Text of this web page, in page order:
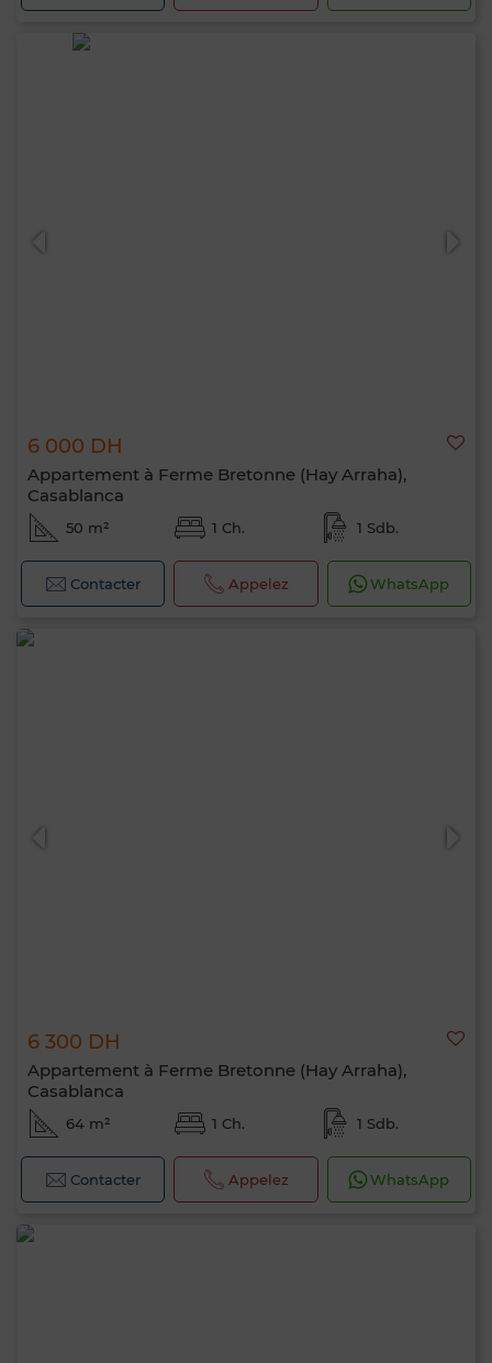
6 000 DH
Appartement à Ferme Bretonne (Hay Arraha),
Casablanca
50 m² 1 Ch. 1 Sdb.
Contacter Appelez WhatsApp
6 300 DH
Appartement à Ferme Bretonne (Hay Arraha),
Casablanca
64 m² 1 Ch. 1 Sdb.
Contacter Appelez WhatsApp